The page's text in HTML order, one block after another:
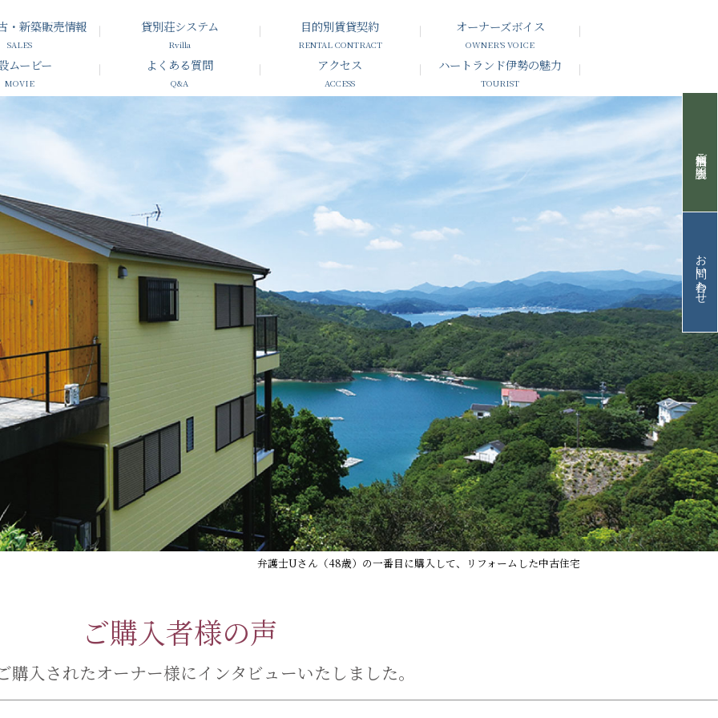
無料宿泊ご説明会
お問い合わせ
・新築販売情報
SALES
貸別荘システム
Rvilla
目的別賃貸契約
RENTAL CONTRACT
オーナーズボイス
OWNER’S VOICE
ムービー
MOVIE
よくある質問
Q&A
アクセス
ACCESS
ハートランド伊勢の魅力
TOURIST
弁護士Uさん（48歳）の一番目に購入して、リフォームした中古住宅
ご購入者様の声
購入されたオーナー様にインタビューいたしました。